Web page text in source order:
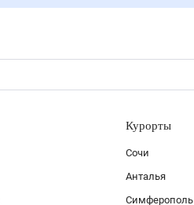
Курорты
Сочи
Анталья
Симферополь